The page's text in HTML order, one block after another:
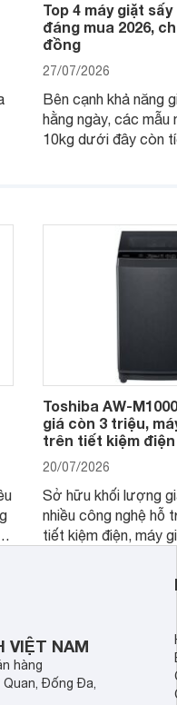
Top 4 máy giặt
đáng mua 2026,
đồng
27/07/2026
Bên cạnh khả năng
hằng ngày, các mẫu
10kg dưới đây còn
Toshiba AW-
giá còn 3 triệu,
trên tiết kiệm
20/07/2026
Sở hữu khối lượng
nhiều công nghệ hỗ
tiết kiệm điện, máy
nhắc cho các gia
bán hiện đã giảm
VIỆT NAM
hàng
Đống Đa,